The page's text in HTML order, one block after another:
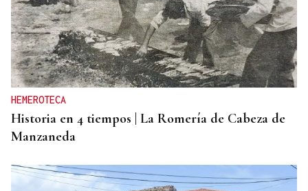
HEMEROTECA
Historia en 4 tiempos | La Romería de Cabeza de
Manzaneda